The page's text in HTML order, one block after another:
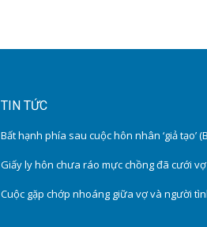
TIN TỨC
Bất hạnh phía sau cuộc hôn nhân ‘giả tạo’
Giấy ly hôn chưa ráo mực chồng đã cưới
Cuộc gặp chớp nhoáng giữa vợ và người